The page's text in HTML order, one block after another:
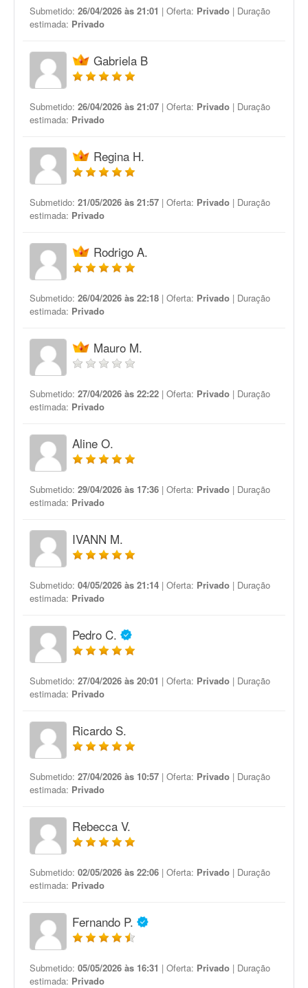
Submetido: 26/04/2026 às 21:01 | Oferta: Privado | Duração
estimada: Privado
Gabriela B
Submetido: 26/04/2026 às 21:07 | Oferta: Privado | Duração
estimada: Privado
Regina H.
Submetido: 21/05/2026 às 21:57 | Oferta: Privado | Duração
estimada: Privado
Rodrigo A.
Submetido: 26/04/2026 às 22:18 | Oferta: Privado | Duração
estimada: Privado
Mauro M.
Submetido: 27/04/2026 às 22:22 | Oferta: Privado | Duração
estimada: Privado
Aline O.
Submetido: 29/04/2026 às 17:36 | Oferta: Privado | Duração
estimada: Privado
IVANN M.
Submetido: 04/05/2026 às 21:14 | Oferta: Privado | Duração
estimada: Privado
Pedro C.
Submetido: 27/04/2026 às 20:01 | Oferta: Privado | Duração
estimada: Privado
Ricardo S.
Submetido: 27/04/2026 às 10:57 | Oferta: Privado | Duração
estimada: Privado
Rebecca V.
Submetido: 02/05/2026 às 22:06 | Oferta: Privado | Duração
estimada: Privado
Fernando P.
Submetido: 05/05/2026 às 16:31 | Oferta: Privado | Duração
estimada: Privado